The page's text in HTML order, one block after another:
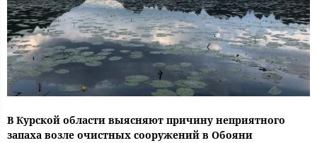
В Курской области выясняют причину неприятного
запаха возле очистных сооружений в Обояни